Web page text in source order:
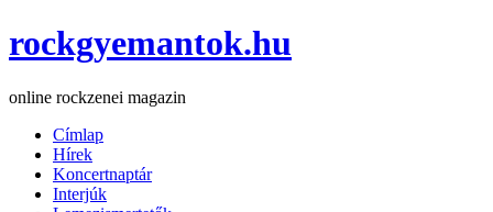
rockgyemantok.hu
online rockzenei magazin
Címlap
Hírek
Koncertnaptár
Interjúk